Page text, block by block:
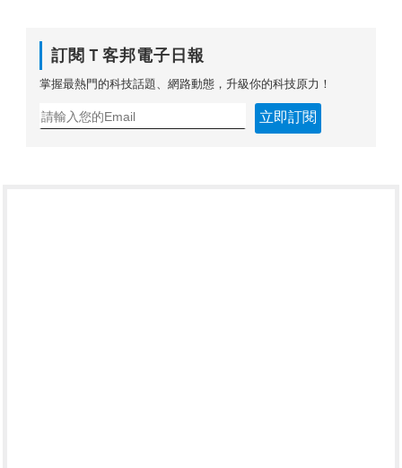
訂閱Ｔ客邦電子日報
掌握最熱門的科技話題、網路動態，升級你的科技原力！
立即訂閱